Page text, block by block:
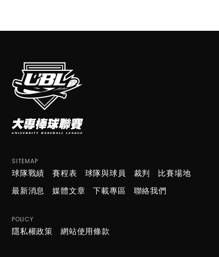
SITEMAP
球隊戰績 賽程表 球隊與球員 裁判
比賽場地
最新消息
媒體文章 下載專區 聯絡我們
POLICY
隱私權政策 網站使用條款